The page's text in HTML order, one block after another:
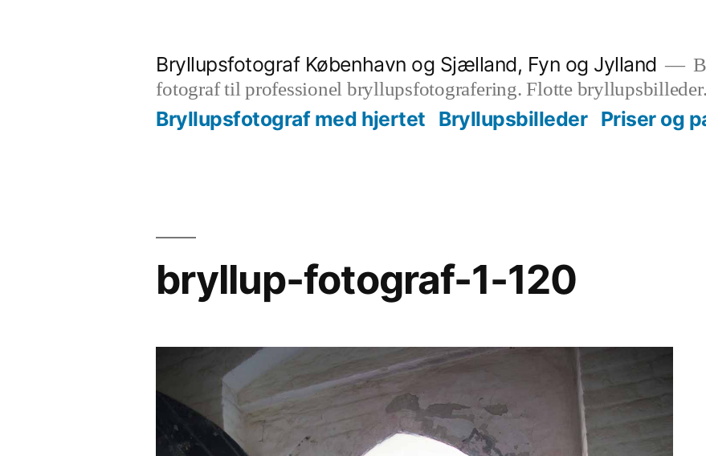
Bryllupsfotograf København og Sjælland, Fyn og Jylland
fotograf til professionel bryllupsfotografering. Flotte bryllupsbilleder.
Bryllupsfotograf med hjertet Bryllupsbilleder Priser og
bryllup-fotograf-1-120